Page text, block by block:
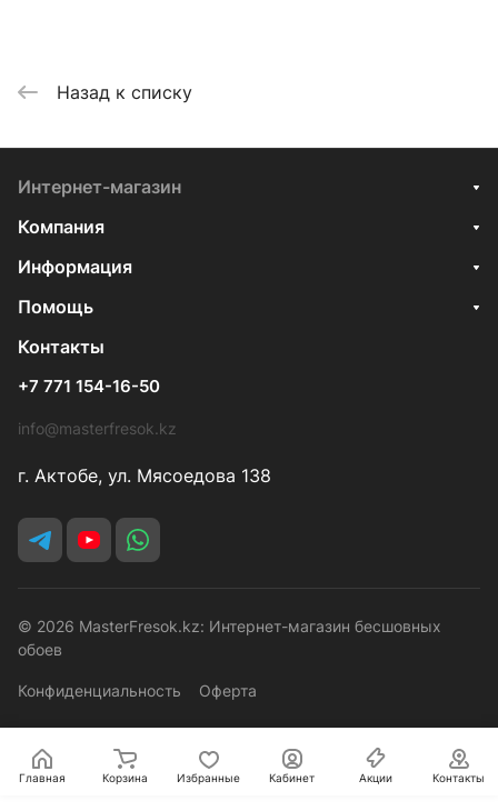
Назад к списку
Интернет-магазин
Компания
Информация
Помощь
Контакты
+7 771 154-16-50
info@masterfresok.kz
г. Актобе, ул. Мясоедова 138
© 2026 MasterFresok.kz: Интернет-магазин бесшовных
обоев
Конфиденциальность Оферта
Главная Корзина Избранные Кабинет Акции Контакты